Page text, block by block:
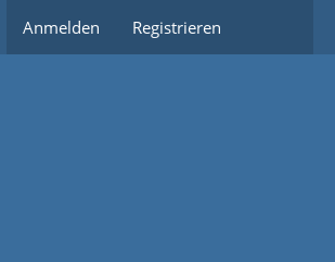
Anmelden Registrieren